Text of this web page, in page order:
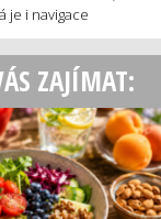
je i navigace
ZAJÍMAT: